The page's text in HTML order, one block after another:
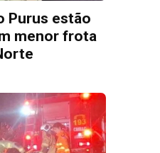
Purus estão
menor frota